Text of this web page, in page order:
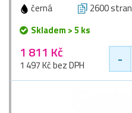
černá 2600 stran
Skladem > 5 ks
1 811 Kč
1 497 Kč bez DPH -